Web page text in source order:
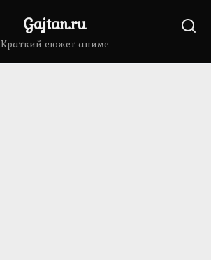
Gajtan.ru
Краткий сюжет аниме